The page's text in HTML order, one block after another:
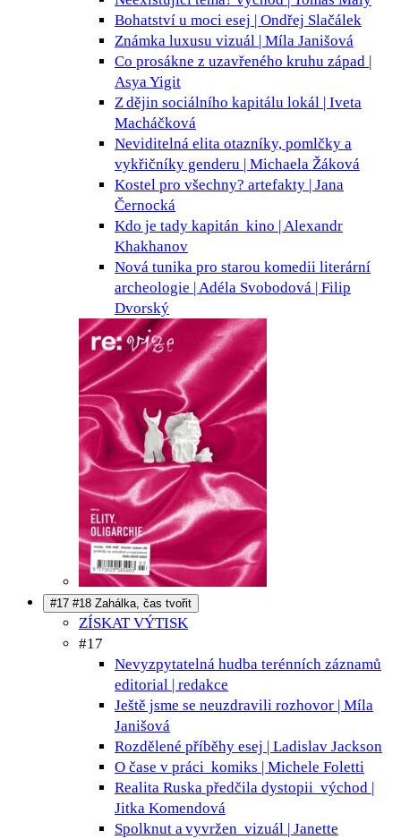
Bohatství u moci esej | Ondřej Slačálek
Známka luxusu vizuál | Míla Janišová
Co prosákne z uzavřeného kruhu západ |
Asya Yigit
Z dějin sociálního kapitálu lokál | Iveta
Macháčková
Neviditelná elita otazníky, pomlčky a
vykřičníky genderu | Michaela Žáková
Kostel pro všechny? artefakty | Jana
Černocká
Kdo je tady kapitán kino | Alexandr
Khakhanov
Nová tunika pro starou komedii literární
archeologie | Adéla Svobodová | Filip
Dvorský
#17 #18 Zahálka, čas tvořit
ZÍSKAT VÝTISK
#17
Nevyzpytatelná hudba terénních záznamů
editorial | redakce
Ještě jsme se neuzdravili rozhovor | Míla
Janišová
Rozdělené příběhy esej | Ladislav Jackson
O čase v práci komiks | Michele Foletti
Realita Ruska předčila dystopii východ |
Jitka Komendová
Spolknut a vyvržen vizuál | Janette